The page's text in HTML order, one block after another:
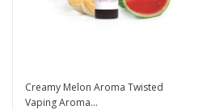
Creamy Melon Aroma Twisted
Vaping Aroma...